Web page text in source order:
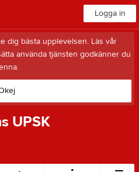
Logga in
dig bästa upplevelsen. Läs vår
använda tjänsten godkänner du
UPSK